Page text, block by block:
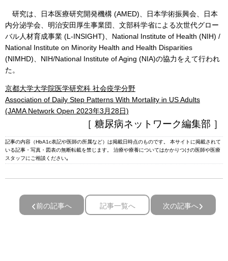
研究は、日本医療研究開発機構 (AMED)、日本学術振興会、日本
内分泌学会、明治安田厚生事業団、文部科学省による次世代グロー
バル人材育成事業 (L-INSIGHT)、National Institute of Health (NIH) /
National Institute on Minority Health and Health Disparities
(NIMHD)、NIH/National Institute of Aging (NIA)の協力をえて行われ
た。
京都大学大学院医学研究科 社会疫学分野
Association of Daily Step Patterns With Mortality in US Adults
(JAMA Network Open 2023年3月28日)
［ 糖尿病ネットワーク編集部 ］
記事の内容（HbA1c表記や医師の所属など）は掲載日時点のものです。 本サイトに掲載されて
いる記事・写真・図表の無断転載を禁じます。 治療や療養についてはかかりつけの医師や医療
スタッフにご相談ください｡
前の記事へ 記事一覧へ 次の記事へ